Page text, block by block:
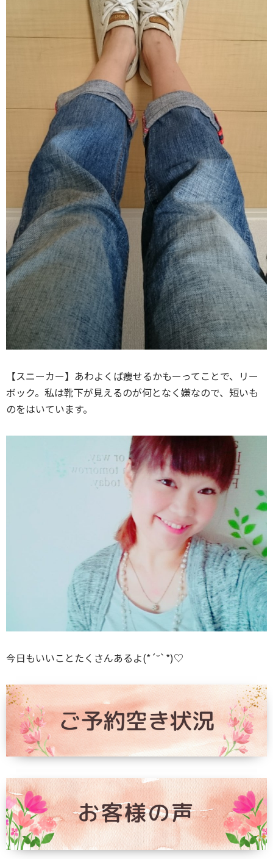
【スニーカー】あわよくば痩せるかもーってことで、リー
ボック。私は靴下が見えるのが何となく嫌なので、短いも
のをはいています。
今日もいいことたくさんあるよ(*´˘`*)♡